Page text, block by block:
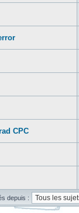
CPC
depuis :